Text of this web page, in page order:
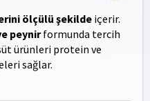
ölçülü şekilde içerir.
peynirformunda tercih
ürünleri protein ve
sağlar.